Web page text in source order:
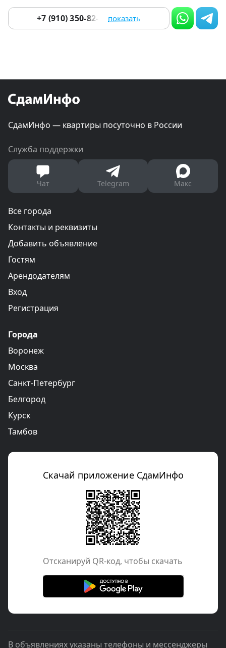
+7 (910) 350-82-08 показать
СдамИнфо — квартиры посуточно в России
Служба поддержки
Чат Telegram Макс
Все города
Контакты и реквизиты
Добавить объявление
Гостям
Арендодателям
Вход
Регистрация
Города
Воронеж
Москва
Санкт-Петербург
Белгород
Курск
Тамбов
Скачай приложение СдамИнфо
Отcканируй QR-код, чтобы скачать
В объявлениях указаны телефоны и мессенджеры